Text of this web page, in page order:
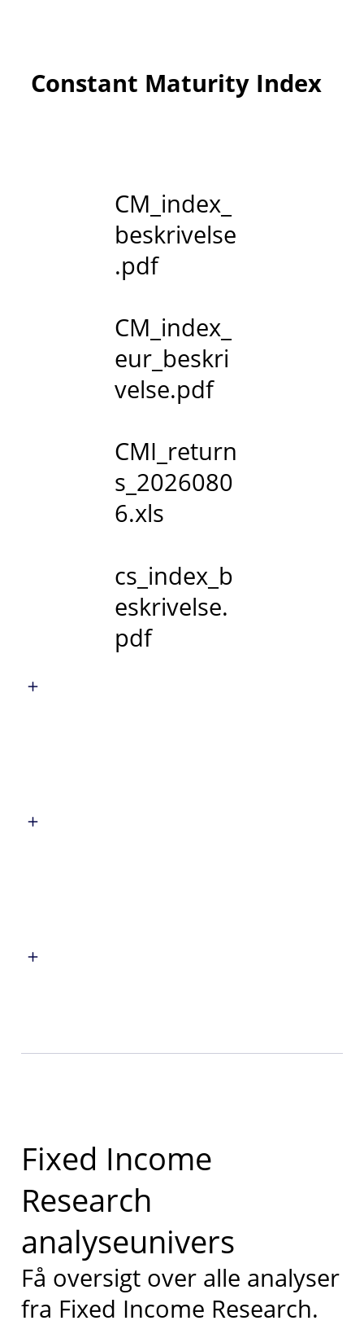
Constant Maturity Index
CM_index_
beskrivelse
.pdf
CM_index_
eur_beskri
velse.pdf
CMI_return
s_2026080
6.xls
cs_index_b
eskrivelse.
pdf
Fixed Income
Research
analyseunivers
Få oversigt over alle analyser
fra Fixed Income Research.